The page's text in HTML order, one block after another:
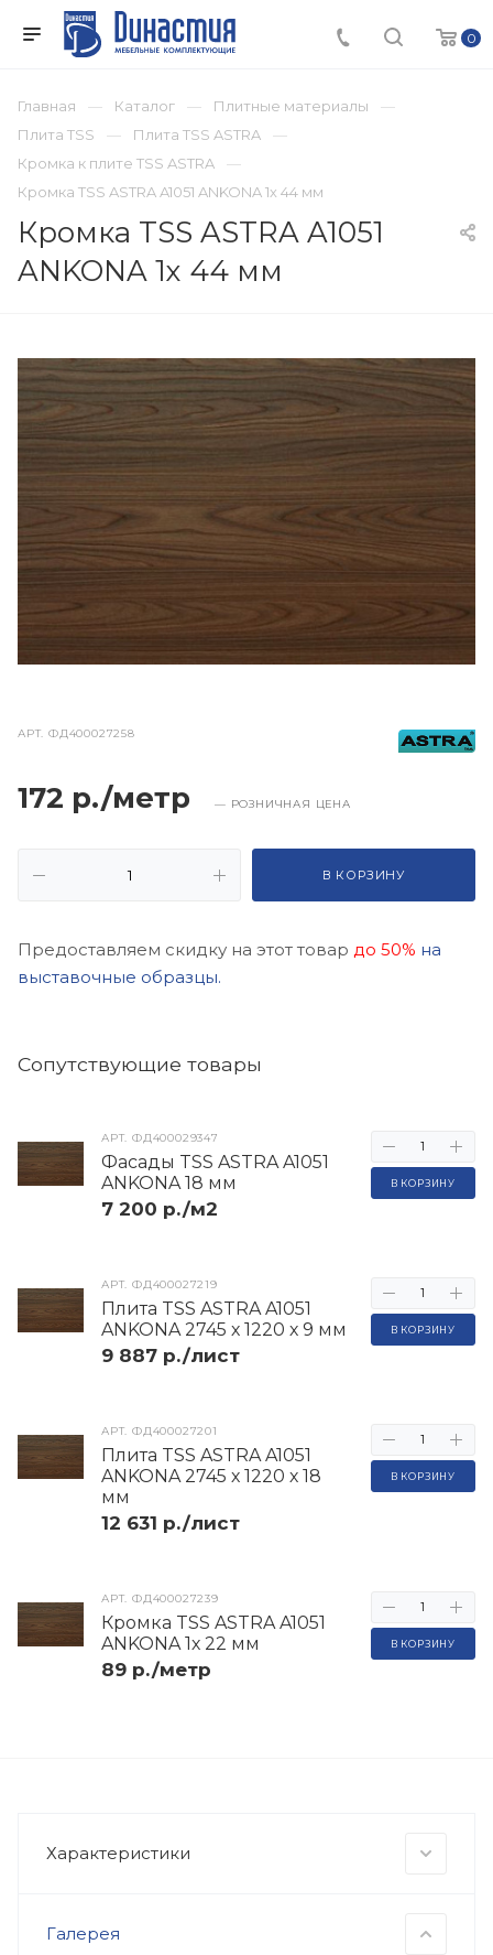
0
Главная Каталог
Плитные материалы
Плита TSS
Плита TSS ASTRA
Кромка к плите TSS ASTRA
Кромка TSS ASTRA A1051 ANKONA 1х 44 мм
Кромка TSS ASTRA A1051
ANKONA 1х 44 мм
АРТ.ФД400027258
172 р./метр — РОЗНИЧНАЯ ЦЕНА
В КОРЗИНУ
Предоставляем скидку на этот товар до 50% на
выставочные образцы.
Cопутствующие товары
АРТ.ФД400027239
Кромка TSS ASTRA A1051
ANKONA 1х 22 мм
89 р./метр
В КОРЗИНУ
АРТ.ФД400027201
Плита TSS ASTRA A1051
ANKONA 2745 х 1220 х 18
мм
12 631 р./лист
В КОРЗИНУ
АРТ.ФД400027219
Плита TSS ASTRA A1051
ANKONA 2745 х 1220 х 9 мм
9 887 р./лист
В КОРЗИНУ
АРТ.ФД400029347
Фасады TSS ASTRA A1051
ANKONA 18 мм
7 200 р./м2
В КОРЗИНУ
Характеристики
Галерея